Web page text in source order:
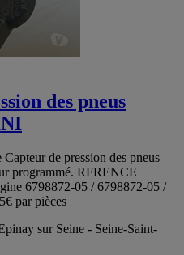
des pneus
de pression des pneus
programmé. RFRENCE
6798872-05 / 6798872-05 /
par pièces
sur Seine - Seine-Saint-